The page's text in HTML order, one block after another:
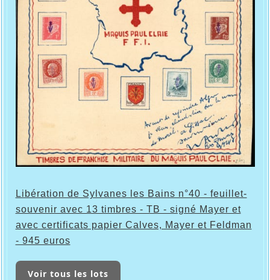
Libération de Sylvanes les Bains n°40 - feuillet-
souvenir avec 13 timbres - TB - signé Mayer et
avec certificats papier Calves, Mayer et Feldman
- 945 euros
Voir tous les lots